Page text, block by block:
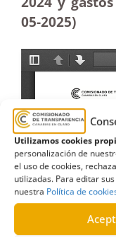
Utilizamos cookies
personalización de
el uso de cookies,
utilizadas. Para editar
nuestra Política de
05-2025)